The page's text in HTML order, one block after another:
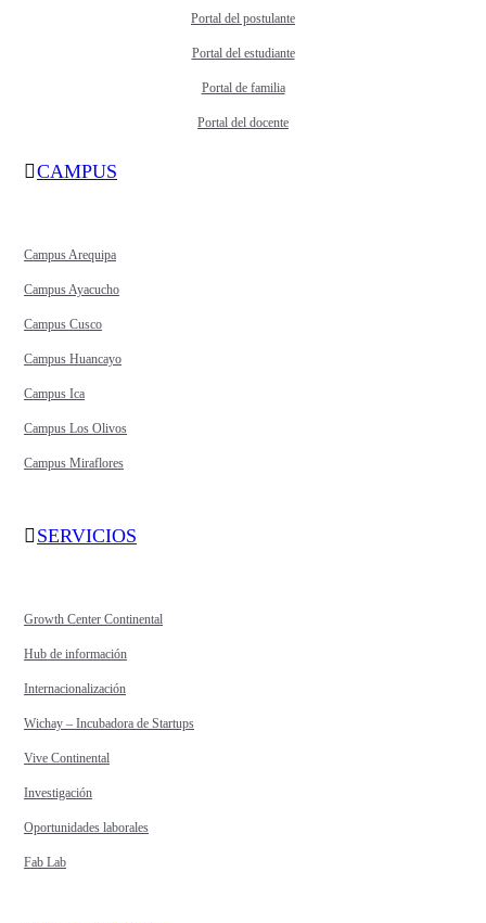
Portal del postulante
Portal del estudiante
Portal de familia
Portal del docente
CAMPUS
Campus Arequipa
Campus Ayacucho
Campus Cusco
Campus Huancayo
Campus Ica
Campus Los Olivos
Campus Miraflores
SERVICIOS
Growth Center Continental
Hub de información
Internacionalización
Wichay – Incubadora de Startups
Vive Continental
Investigación
Oportunidades laborales
Fab Lab